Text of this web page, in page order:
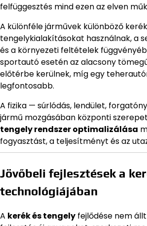
felfüggesztés mind ezen az elven
A különféle járművek különböző
tengelykialakításokat használnak, a
és a környezeti feltételek
sportautó esetén az alacsony
előtérbe kerülnek, míg egy
legfontosabb.
A fizika — súrlódás, lendület,
jármű mozgásában központi
tengely rendszer optimalizálása
fogyasztást, a teljesítményt és az
Jövőbeli fejlesztések a
technológiájában
A kerék és tengely fejlődése nem